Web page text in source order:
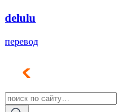
delulu
перевод